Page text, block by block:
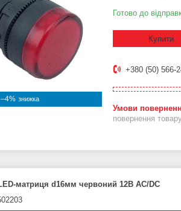
–4%
Готово до
Купити
+380 (50) 566-
повернення
матриця d16мм червоний 12В AC/DC